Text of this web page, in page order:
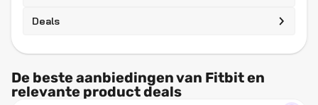
Deals
De beste aanbiedingen van Fitbit en
relevante product deals